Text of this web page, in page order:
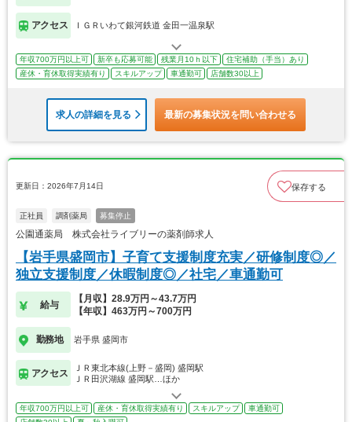
アクセス ＩＧＲいわて銀河鉄道 金田一温泉駅
年収700万円以上可 新卒も応募可能 残業月10ｈ以下
住宅補助（手当）あり
産休・育休取得実績有り
スキルアップ 車通勤可 店舗数30以上
求人の詳細を見る 最新の募集状況を問い合わせる
更新日：2026年7月14日 保存する
正社員 調剤薬局 募集停止
公園通薬局 株式会社ライブリーの薬剤師求人
【岩手県盛岡市】子育て支援制度充実／研修制度◎／
独立支援制度／休暇制度◎／社宅／車通勤可
給与
【月収】28.9万円～43.7万円
【年収】463万円～700万円
勤務地 岩手県 盛岡市
アクセス
ＪＲ東北本線(上野－盛岡) 盛岡駅
ＪＲ田沢湖線 盛岡駅…ほか
年収700万円以上可 産休・育休取得実績有り スキルアップ
車通勤可